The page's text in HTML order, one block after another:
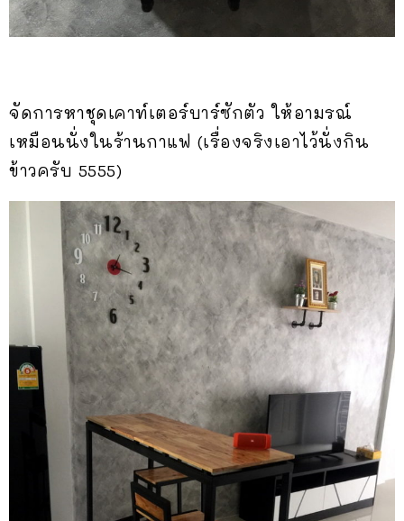
จัดการหาชุดเคาท์เตอร์บาร์ซักตัว ให้อามรณ์
เหมือนนั่งในร้านกาแฟ (เรื่องจริงเอาไว้นั่งกิน
ข้าวครับ 5555)